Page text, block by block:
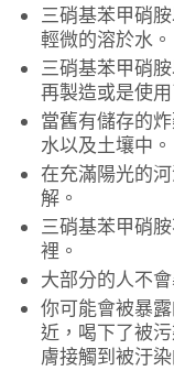
三硝基苯甲硝
輕微的溶於水。
三硝基苯甲硝
再製造或是使用
當舊有儲存的
水以及土壤中。
在充滿陽光的
解。
三硝基苯甲硝
裡。
大部分的人不
你可能會被暴
近，喝下了被
膚接觸到被汙